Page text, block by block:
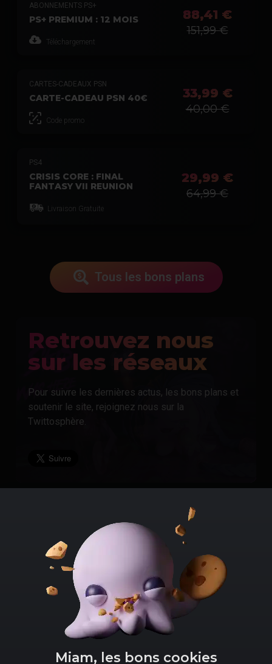
ABONNEMENTS PS+
PS+ PREMIUM : 12 MOIS
Téléchargement
88,41 €
151,99 €
CARTES-CADEAUX PSN
CARTE-CADEAU PSN 40€
Code promo
33,99 €
40,00 €
PS4
CRISIS CORE : FINAL
FANTASY VII REUNION
Livraison Gratuite
29,99 €
64,99 €
Tous les bons plans
Retrouvez nous
sur les réseaux
Pour suivre les dernières actus, les bons plans et
soutenir le site, rejoignez nous sur la
Twittosphère.
Informations générales
Politique de confidentialité
Mentions légales
Miam, les bons cookies